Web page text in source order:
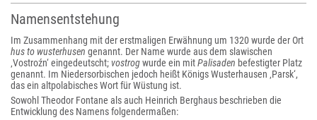
Namensentstehung
Im Zusammenhang mit der erstmaligen Erwähnung um 1320 wurde der Ort
hus to wusterhusen genannt. Der Name wurde aus dem slawischen
‚Vostroźn‘ eingedeutscht; vostrogwurde ein mitPalisaden befestigter Platz
genannt. Im Niedersorbischen jedoch heißt Königs Wusterhausen ‚Parsk‘,
das ein altpolabisches Wort für Wüstung ist.
Sowohl Theodor Fontane als auch Heinrich Berghaus beschrieben die
Entwicklung des Namens folgendermaßen: